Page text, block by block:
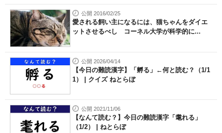
公開 2016/02/25
愛される飼い主になるには、猫ちゃんをダイエ
ットさせるべし コーネル大学が科学的に...
公開 2026/04/14
【今日の難読漢字】「孵る」←何と読む？（1/1
1） | クイズ ねとらぼ
公開 2021/11/06
【なんて読む？】今日の難読漢字「耄れる」
（1/2） | ねとらぼ